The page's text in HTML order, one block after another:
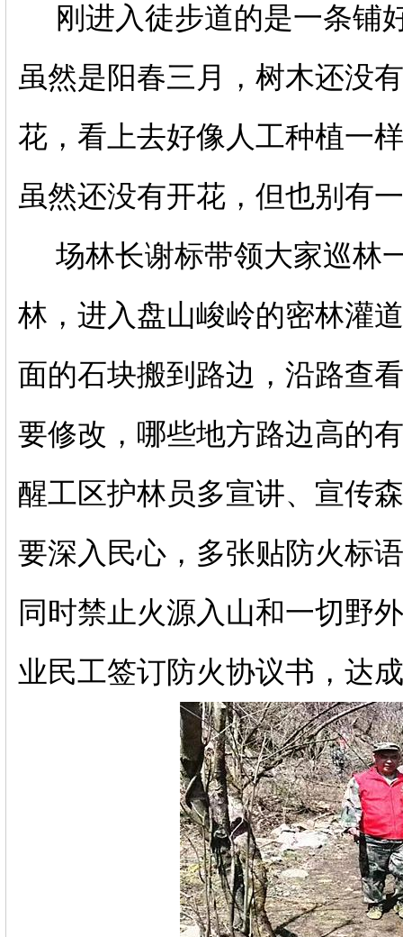
刚进入徒步道的是一条铺
虽然是阳春三月，树木还没
花，看上去好像人工种植一
虽然还没有开花，但也别有
场林长谢标带领大家巡林
林，进入盘山峻岭的密林灌
面的石块搬到路边，沿路查
要修改，哪些地方路边高的
醒工区护林员多宣讲、宣传
要深入民心，多张贴防火标
同时禁止火源入山和一切野
业民工签订防火协议书，达